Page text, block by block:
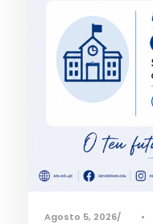
Agosto 5, 2026 •